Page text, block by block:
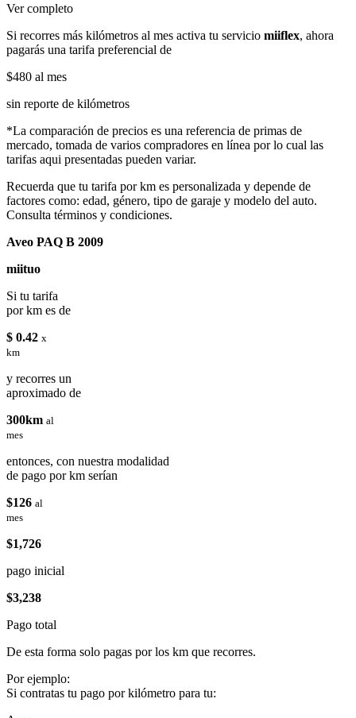
Ver completo
Si recorres más kilómetros al mes activa tu servicio miiflex, ahora
pagarás una tarifa preferencial de
$480 al mes
sin reporte de kilómetros
*La comparación de precios es una referencia de primas de
mercado, tomada de varios compradores en línea por lo cual las
tarifas aqui presentadas pueden variar.
Recuerda que tu tarifa por km es personalizada y depende de
factores como: edad, género, tipo de garaje y modelo del auto.
Consulta términos y condiciones.
Aveo PAQ B 2009
miituo
Si tu tarifa
por km es de
$ 0.42 x
km
y recorres un
aproximado de
300km al
mes
entonces, con nuestra modalidad
de pago por km serían
$126 al
mes
$1,726
pago inicial
$3,238
Pago total
De esta forma solo pagas por los km que recorres.
Por ejemplo:
Si contratas tu pago por kilómetro para tu: